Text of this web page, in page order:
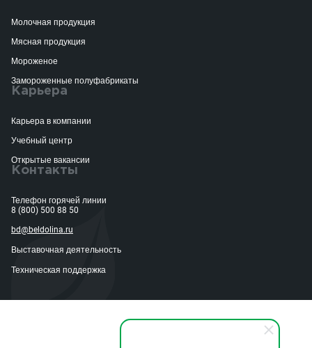
Молочная продукция
Мясная продукция
Мороженое
Замороженные полуфабрикаты
Карьера
Карьера в компании
Учебный центр
Открытые вакансии
Контакты
Телефон горячей линии
8 (800) 500 88 50
bd@beldolina.ru
Выставочная деятельность
Техническая поддержка